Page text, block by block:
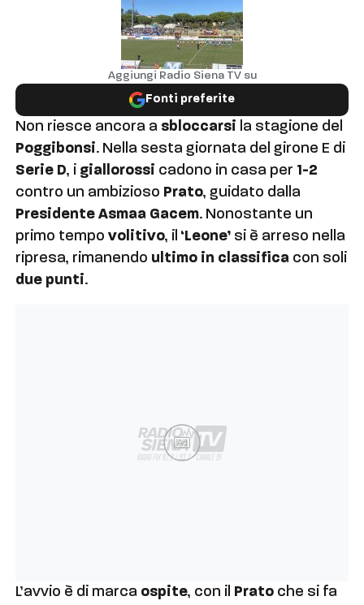
Aggiungi Radio Siena TV su
Fonti preferite
Non riesce ancora a sbloccarsi la stagione del
Poggibonsi. Nella sesta giornata del girone E di
Serie D, i giallorossi cadono in casa per 1-2
contro un ambizioso Prato, guidato dalla
Presidente Asmaa Gacem. Nonostante un
primo tempovolitivo, il‘Leone’ si è arreso nella
ripresa, rimanendo ultimo in classifica con soli
due punti.
Ad
L’avvio è di marca ospite, con il Prato che si fa